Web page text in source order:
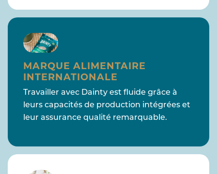
MARQUE ALIMENTAIRE
INTERNATIONALE
Travailler avec Dainty est fluide grâce à
leurs capacités de production intégrées et
leur assurance qualité remarquable.